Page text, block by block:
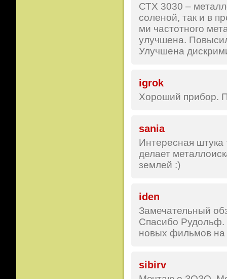
СТХ 3030 –
соленой, так и в
ми частотного
улучшена.
Улучшена
igrok
Хороший прибор.
sania
Интересная штука
делает
землей :)
iden
Замечательный
Спасибо Рудольф.
новых фильмов на
sibirv